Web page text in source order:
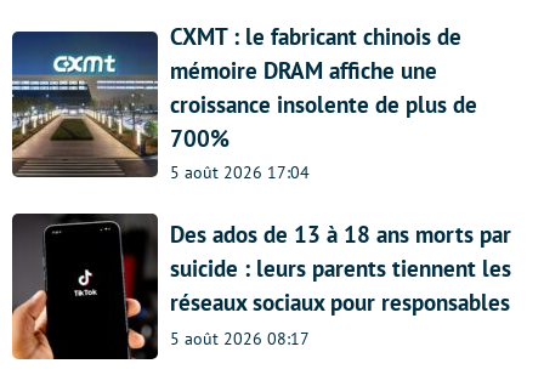
CXMT : le fabricant chinois de
mémoire DRAM affiche une
croissance insolente de plus de
700%
5 août 2026 17:04
Des ados de 13 à 18 ans morts par
suicide : leurs parents tiennent les
réseaux sociaux pour responsables
5 août 2026 08:17